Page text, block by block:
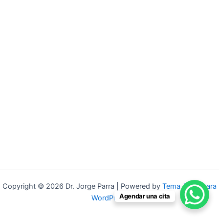
Copyright © 2026 Dr. Jorge Parra | Powered by Tema Astra para
WordPressAgendar una cita